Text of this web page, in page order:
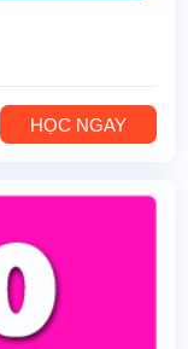
HỌC NGAY